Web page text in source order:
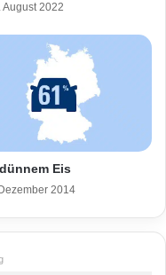
August 2022
Eis
2014